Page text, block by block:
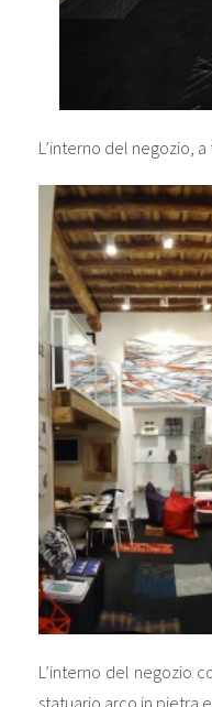
L’interno del negozio,
L’interno del negozio